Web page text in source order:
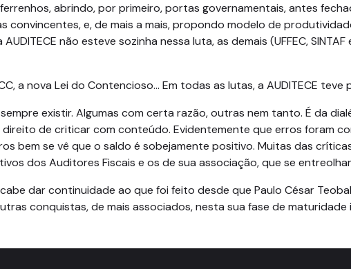
abrindo, por primeiro, portas governamentais, antes
convincentes, e, de mais a mais, propondo modelo de
não esteve sozinha nessa luta, as demais (UFFEC,
a nova Lei do Contencioso... Em todas as lutas, a AUDITECE
existir. Algumas com certa razão, outras nem tanto. É da
de criticar com conteúdo. Evidentemente que erros foram
bem se vê que o saldo é sobejamente positivo. Muitas das
dos Auditores Fiscais e os de sua associação, que se
dar continuidade ao que foi feito desde que Paulo César
conquistas, de mais associados, nesta sua fase de